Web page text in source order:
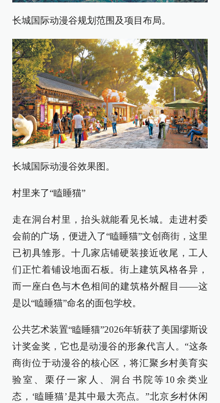
长城国际动漫谷规划范围及项目布局。
长城国际动漫谷效果图。
村里来了“瞌睡猫”
走在洞台村里，抬头就能看见长城。走进村委
会前的广场，便进入了“瞌睡猫”文创商街，这里
已初具雏形。十几家店铺硬装接近收尾，工人
们正忙着铺设地面石板。街上建筑风格各异，
而一座白色与木色相间的建筑格外醒目——这
是以“瞌睡猫”命名的面包学校。
公共艺术装置“瞌睡猫”2026年斩获了美国缪斯设
计奖金奖，它也是动漫谷的形象代言人。“这条
商街位于动漫谷的核心区，将汇聚乡村美育实
验室、栗仔一家人、洞台书院等10余类业
态，‘瞌睡猫’是其中最大亮点。”北京乡村休闲